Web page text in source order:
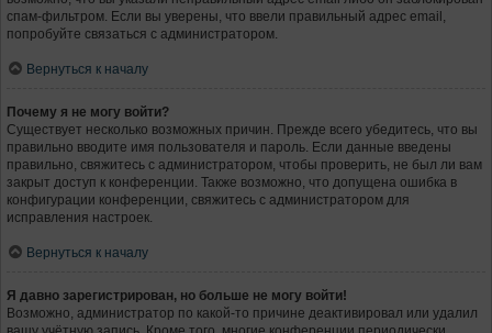
спам-фильтром. Если вы уверены, что ввели правильный адрес email,
попробуйте связаться с администратором.
Вернуться к началу
Почему я не могу войти?
Существует несколько возможных причин. Прежде всего убедитесь, что вы
правильно вводите имя пользователя и пароль. Если данные введены
правильно, свяжитесь с администратором, чтобы проверить, не был ли вам
закрыт доступ к конференции. Также возможно, что допущена ошибка в
конфигурации конференции, свяжитесь с администратором для
исправления настроек.
Вернуться к началу
Я давно зарегистрирован, но больше не могу войти!
Возможно, администратор по какой-то причине деактивировал или удалил